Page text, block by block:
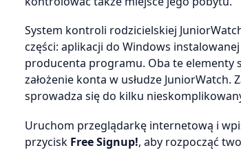
System kontroli rodzicielskiej
części: aplikacji do Windows
producenta programu. Oba te elementy
założenie konta w usłudze
sprowadza się do kilku
Uruchom przeglądarkę internetową i
przycisk Free Signup!, aby rozpocząć